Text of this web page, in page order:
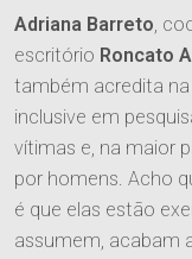
Adriana Barreto,
escritório Roncato
também acredita na
inclusive em
vítimas e, na maior
por homens. Acho
é que elas estão
assumem, acabam